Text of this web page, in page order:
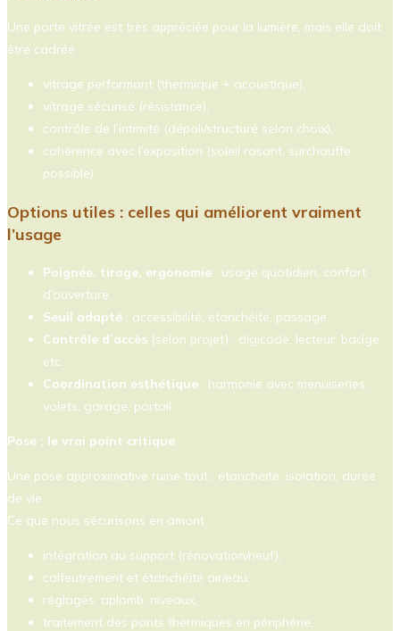
Une porte vitrée est très appréciée pour la lumière, mais elle doit
être cadrée :
vitrage performant (thermique + acoustique),
vitrage sécurisé (résistance),
contrôle de l’intimité (dépoli/structuré selon choix),
cohérence avec l’exposition (soleil rasant, surchauffe
possible).
Options utiles : celles qui améliorent vraiment
l’usage
Poignée, tirage, ergonomie : usage quotidien, confort
d’ouverture.
Seuil adapté : accessibilité, étanchéité, passage.
Contrôle d’accès (selon projet) : digicode, lecteur, badge,
etc.
Coordination esthétique : harmonie avec menuiseries,
volets, garage, portail.
Pose : le vrai point critique
Une pose approximative ruine tout : étanchéité, isolation, durée
de vie.
Ce que nous sécurisons en amont :
intégration au support (rénovation/neuf),
calfeutrement et étanchéité air/eau,
réglages, aplomb, niveaux,
traitement des ponts thermiques en périphérie,